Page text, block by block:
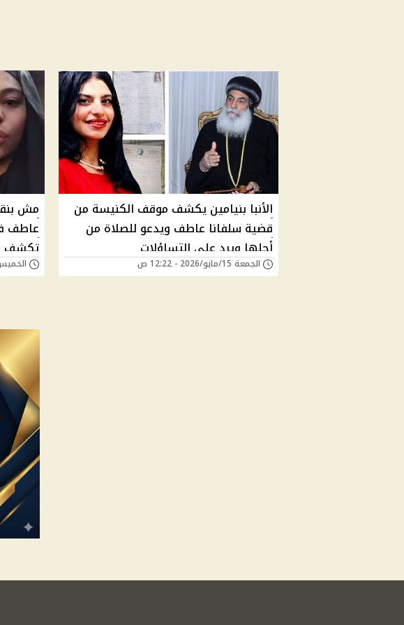
الأنبا بنيامين يكشف موقف الكنيسة من
قضية سلفانا عاطف ويدعو للصلاة من
أجلها ويرد علي التساؤلات
الجمعة 15/مايو/2026 - 12:22 ص
مش
عاطف
تكشف
الخميس 12/فبراير/2026 -